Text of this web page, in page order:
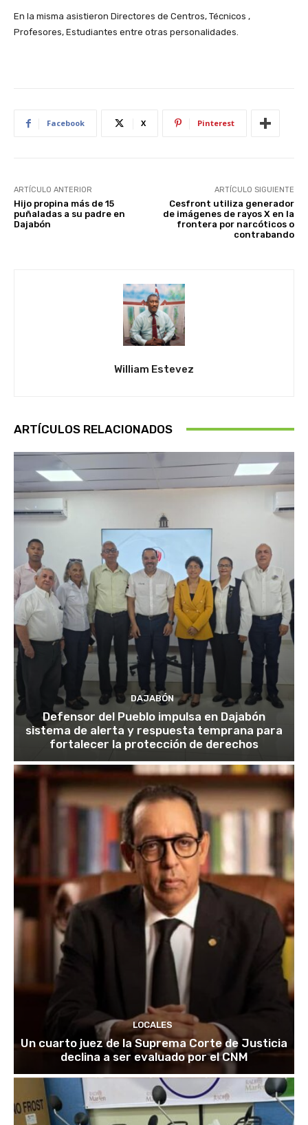
En la misma asistieron Directores de Centros, Técnicos ,
Profesores, Estudiantes entre otras personalidades.
Facebook X Pinterest
ARTÍCULO ANTERIOR
Hijo propina más de 15
puñaladas a su padre en
Dajabón
ARTÍCULO SIGUIENTE
Cesfront utiliza generador
de imágenes de rayos X en la
frontera por narcóticos o
contrabando
William Estevez
ARTÍCULOS RELACIONADOS
DAJABÓN
Defensor del Pueblo impulsa en Dajabón
sistema de alerta y respuesta temprana para
fortalecer la protección de derechos
LOCALES
Un cuarto juez de la Suprema Corte de Justicia
declina a ser evaluado por el CNM